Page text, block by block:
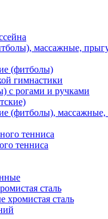
массажные,
(фитболы)
гимнастики
с рогами и ручками
(фитболы),
тенниса
тенниса
сталь
хромистая сталь